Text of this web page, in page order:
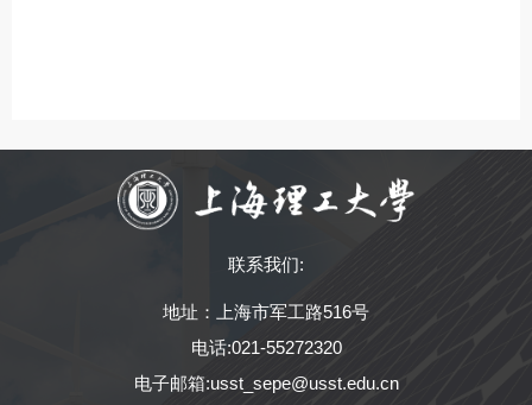
联系我们:
地址：上海市军工路516号
电话:021-55272320
电子邮箱:usst_sepe@usst.edu.cn